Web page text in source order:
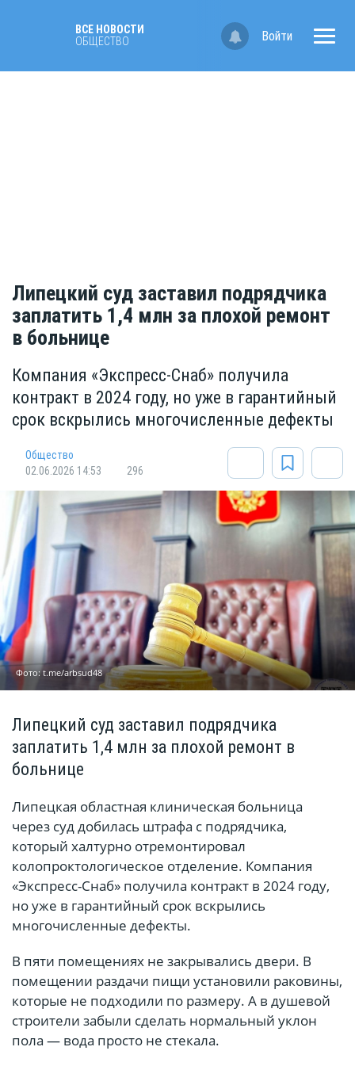
ВСЕ НОВОСТИ
ОБЩЕСТВО
Войти
Липецкий суд заставил подрядчика
заплатить 1,4 млн за плохой ремонт
в больнице
Компания «Экспресс-Снаб» получила
контракт в 2024 году, но уже в гарантийный
срок вскрылись многочисленные дефекты
Общество
02.06.2026 14:53
296
Фото: t.me/arbsud48
Липецкий суд заставил подрядчика
заплатить 1,4 млн за плохой ремонт в
больнице
Липецкая областная клиническая больница
через суд добилась штрафа с подрядчика,
который халтурно отремонтировал
колопроктологическое отделение. Компания
«Экспресс-Снаб» получила контракт в 2024 году,
но уже в гарантийный срок вскрылись
многочисленные дефекты.
В пяти помещениях не закрывались двери. В
помещении раздачи пищи установили раковины,
которые не подходили по размеру. А в душевой
строители забыли сделать нормальный уклон
пола — вода просто не стекала.